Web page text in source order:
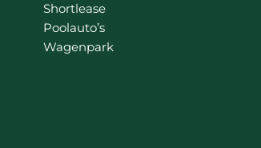
Shortlease
Poolauto’s
Wagenpark